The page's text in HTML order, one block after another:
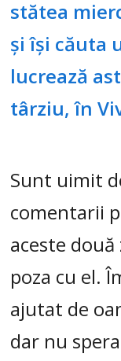
Sunt uimit
comentarii
aceste
poza cu el.
ajutat de
dar nu